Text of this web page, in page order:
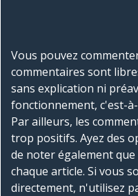
Vous pouvez
commentaires sont
sans explication ni
fonctionnement, c'est-
Par ailleurs, les
trop positifs. Ayez des
de noter également
chaque article. Si vous
directement, n'utilisez